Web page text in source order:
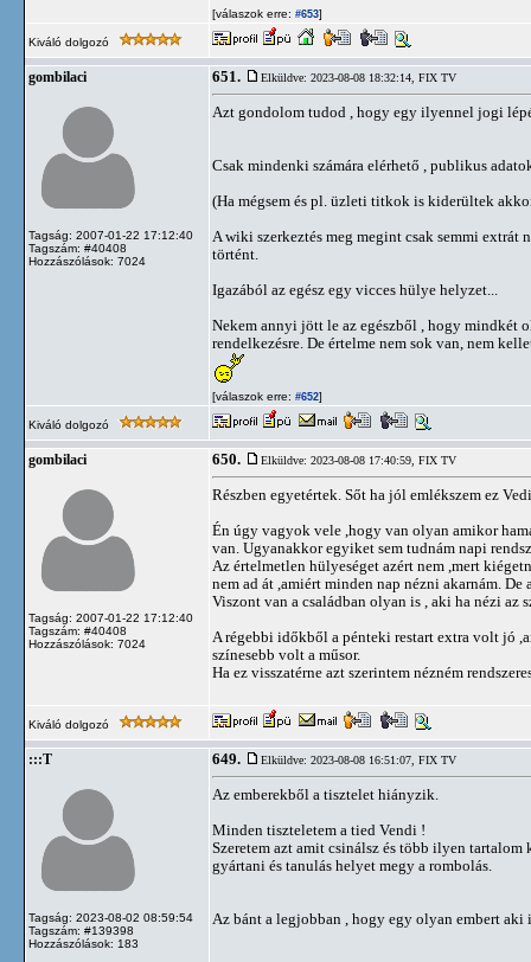
[válaszok erre: #653]
Kiváló dolgozó
gombilaci
Tagság: 2007-01-22 17:12:40
Tagszám: #40408
Hozzászólások: 7024
651. Elküldve: 2023-08-08 18:32:14, FIX TV
Azt gondolom tudod , hogy egy ilyennel jogi
Csak mindenki számára elérhető , publikus
(Ha mégsem és pl. üzleti titkok is kiderültek
A wiki szerkeztés meg megint csak semmi
történt.
Igazából az egész egy vicces hülye helyzet...
Nekem annyi jött le az egészből , hogy mindkét
rendelkezésre. De értelme nem sok van, nem
[válaszok erre: #652]
Kiváló dolgozó
gombilaci
Tagság: 2007-01-22 17:12:40
Tagszám: #40408
Hozzászólások: 7024
650. Elküldve: 2023-08-08 17:40:59, FIX TV
Részben egyetértek. Sőt ha jól emlékszem ez
Én úgy vagyok vele ,hogy van olyan amikor
van. Ugyanakkor egyiket sem tudnám napi
Az értelmetlen hülyeséget azért nem ,mert
nem ad át ,amiért minden nap nézni akarnám.
Viszont van a családban olyan is , aki ha nézi az
A régebbi időkből a pénteki restart extra volt jó
színesebb volt a műsor.
Ha ez visszatérne azt szerintem nézném
Kiváló dolgozó
:::T
Tagság: 2023-08-02 08:59:54
Tagszám: #139398
Hozzászólások: 183
649. Elküldve: 2023-08-08 16:51:07, FIX TV
Az emberekből a tisztelet hiányzik.
Minden tiszteletem a tied Vendi !
Szeretem azt amit csinálsz és több ilyen
gyártani és tanulás helyet megy a rombolás.
Az bánt a legjobban , hogy egy olyan embert aki